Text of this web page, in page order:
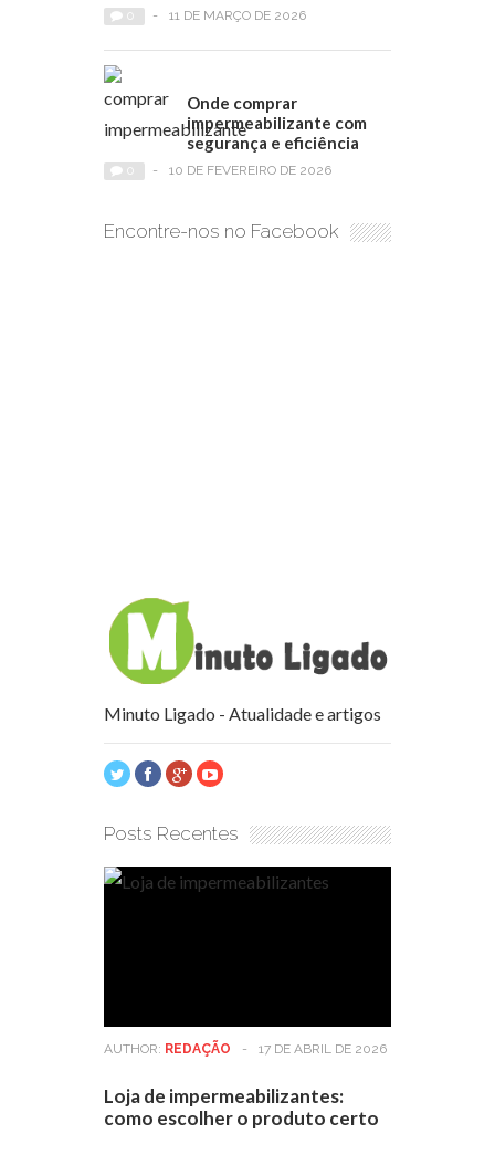
- 11 DE MARÇO DE 2026
Onde comprar
impermeabilizante com
segurança e eficiência
- 10 DE FEVEREIRO DE 2026
Encontre-nos no Facebook
Minuto Ligado - Atualidade e artigos
Posts Recentes
AUTHOR: REDAÇÃO - 17 DE ABRIL DE 2026
Loja de impermeabilizantes:
como escolher o produto certo